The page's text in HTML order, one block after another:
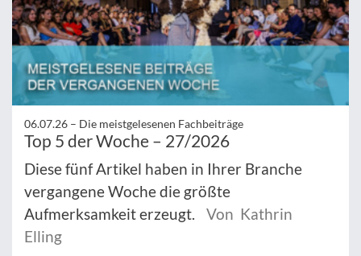
06.07.26 – Die meistgelesenen Fachbeiträge
Top 5 der Woche – 27/2026
Diese fünf Artikel haben in Ihrer Branche
vergangene Woche die größte
Aufmerksamkeit erzeugt.
Von Kathrin
Elling